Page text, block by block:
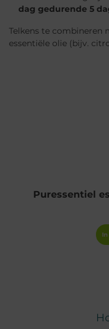
dag gedurende 5
Telkens te combineren
essentiële olie (bijv.
Puressentiel